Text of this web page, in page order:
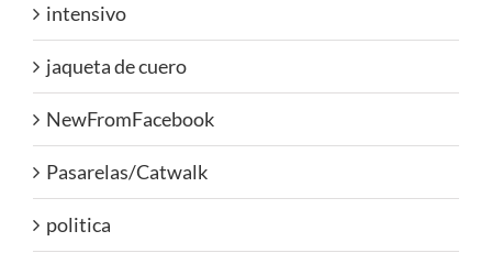
intensivo
jaqueta de cuero
NewFromFacebook
Pasarelas/Catwalk
politica